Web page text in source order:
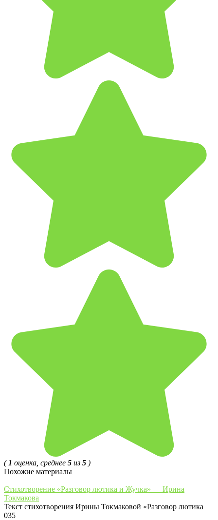
( 1 оценка, среднее 5 из 5 )
Похожие материалы
Стихотворение «Разговор лютика и Жучка» — Ирина
Токмакова
Текст стихотворения Ирины Токмаковой «Разговор лютика
035